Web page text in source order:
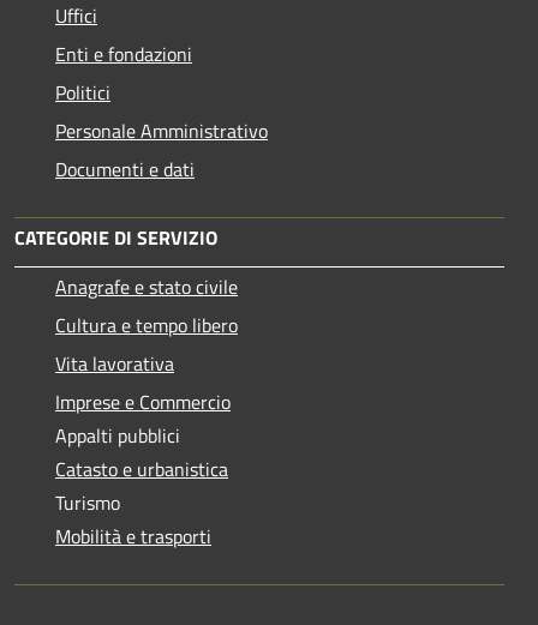
Uffici
Enti e fondazioni
Politici
Personale Amministrativo
Documenti e dati
CATEGORIE DI SERVIZIO
Anagrafe e stato civile
Cultura e tempo libero
Vita lavorativa
Imprese e Commercio
Appalti pubblici
Catasto e urbanistica
Turismo
Mobilità e trasporti